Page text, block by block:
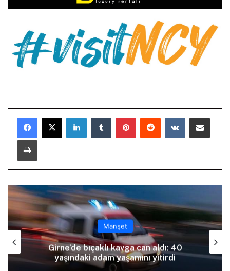
LinkedInTumblr PinterestReddit VKontakteE-Posta ile paylaş
Yazdır
Manşet
Girne’de bıçaklı kavga can aldı: 40
yaşındaki adam yaşamını yitirdi